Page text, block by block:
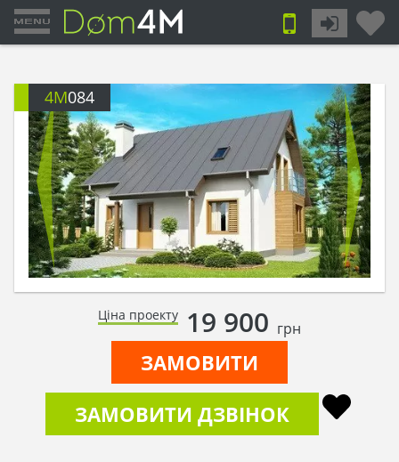
4M084
Ціна проекту 19 900 грн
ЗАМОВИТИ
ЗАМОВИТИ ДЗВІНОК